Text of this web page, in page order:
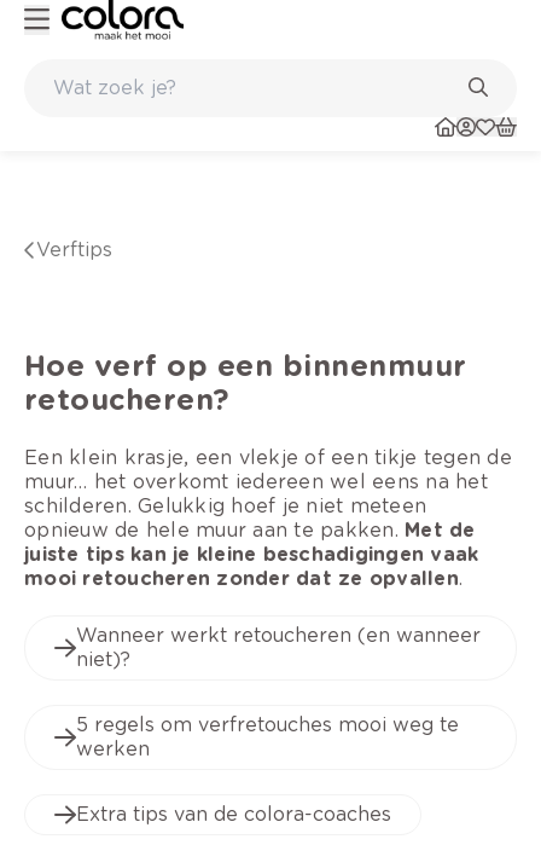
verftips
Hoe verf op een binnenmuur
retoucheren?
Een klein krasje, een vlekje of een tikje tegen de
muur… het overkomt iedereen wel eens na het
schilderen. Gelukkig hoef je niet meteen
opnieuw de hele muur aan te pakken. Met de
juiste tips kan je kleine beschadigingen vaak
mooi retoucheren zonder dat ze opvallen.
Wanneer werkt retoucheren (en wanneer
niet)?
5 regels om verfretouches mooi weg te
werken
Extra tips van de colora-coaches